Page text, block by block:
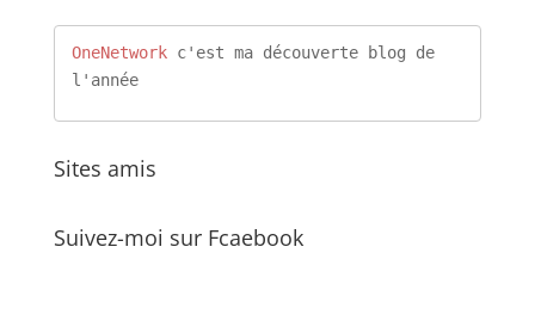
OneNetwork c'est ma découverte blog de
l'année
Sites amis
Suivez-moi sur Fcaebook